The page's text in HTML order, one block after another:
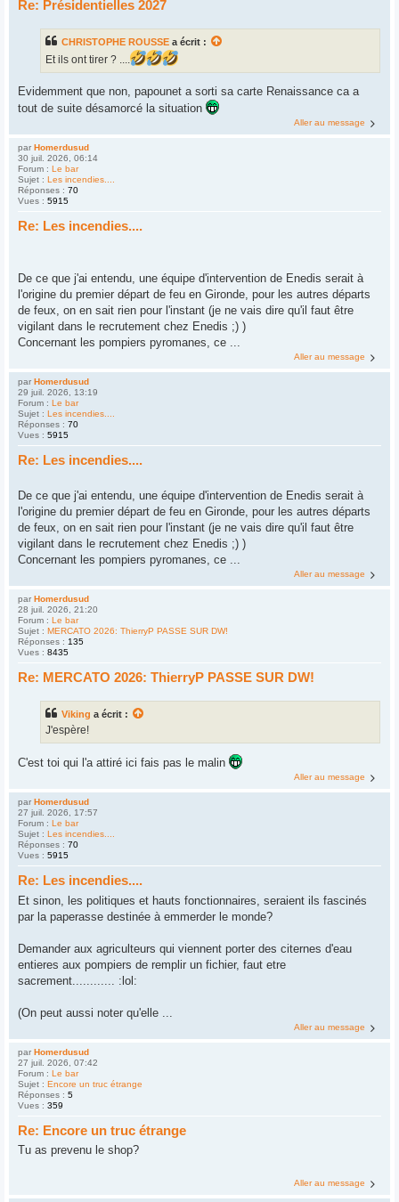
Re: Présidentielles 2027
CHRISTOPHE ROUSSE a écrit :
Et ils ont tirer ? ....
Evidemment que non, papounet a sorti sa carte Renaissance ca a
tout de suite désamorcé la situation
Aller au message
par Homerdusud
30 juil. 2026, 06:14
Forum : Le bar
Sujet : Les incendies....
Réponses : 70
Vues : 5915
Re: Les incendies....
De ce que j'ai entendu, une équipe d'intervention de Enedis serait à
l'origine du premier départ de feu en Gironde, pour les autres départs
de feux, on en sait rien pour l'instant (je ne vais dire qu'il faut être
vigilant dans le recrutement chez Enedis ;) )
Concernant les pompiers pyromanes, ce ...
Aller au message
par Homerdusud
29 juil. 2026, 13:19
Forum : Le bar
Sujet : Les incendies....
Réponses : 70
Vues : 5915
Re: Les incendies....
De ce que j'ai entendu, une équipe d'intervention de Enedis serait à
l'origine du premier départ de feu en Gironde, pour les autres départs
de feux, on en sait rien pour l'instant (je ne vais dire qu'il faut être
vigilant dans le recrutement chez Enedis ;) )
Concernant les pompiers pyromanes, ce ...
Aller au message
par Homerdusud
28 juil. 2026, 21:20
Forum : Le bar
Sujet : MERCATO 2026: ThierryP PASSE SUR DW!
Réponses : 135
Vues : 8435
Re: MERCATO 2026: ThierryP PASSE SUR DW!
Viking a écrit :
J'espère!
C'est toi qui l'a attiré ici fais pas le malin
Aller au message
par Homerdusud
27 juil. 2026, 17:57
Forum : Le bar
Sujet : Les incendies....
Réponses : 70
Vues : 5915
Re: Les incendies....
Et sinon, les politiques et hauts fonctionnaires, seraient ils fascinés
par la paperasse destinée à emmerder le monde?
Demander aux agriculteurs qui viennent porter des citernes d'eau
entieres aux pompiers de remplir un fichier, faut etre
sacrement............ :lol:
(On peut aussi noter qu'elle ...
Aller au message
par Homerdusud
27 juil. 2026, 07:42
Forum : Le bar
Sujet : Encore un truc étrange
Réponses : 5
Vues : 359
Re: Encore un truc étrange
Tu as prevenu le shop?
Aller au message